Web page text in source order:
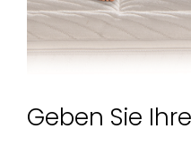
Geben Sie